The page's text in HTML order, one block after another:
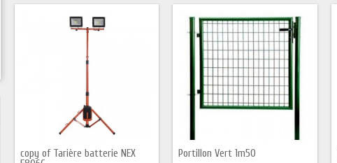
copy of Tarière batterie NEX
Portillon Vert 1m50